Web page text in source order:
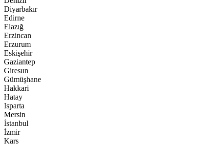
Diyarbakır
Edirne
Elazığ
Erzincan
Erzurum
Eskişehir
Gaziantep
Giresun
Gümüşhane
Hakkari
Hatay
Isparta
Mersin
İstanbul
İzmir
Kars